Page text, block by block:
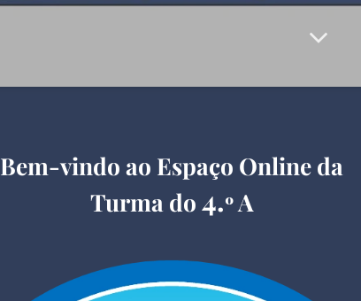
Bem-vindo ao Espaço Online da
Turma do4.ºA